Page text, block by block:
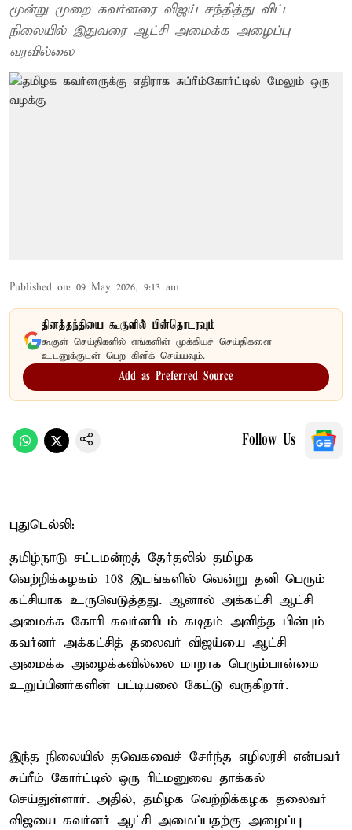
மூன்று முறை கவர்னரை விஜய் சந்தித்து விட்ட
நிலையில் இதுவரை ஆட்சி அமைக்க அழைப்பு
வரவில்லை
Published on: 09 May 2026, 9:13 am
தினத்தந்தியை கூகுளில் பின்தொடரவும்
கூகுள் செய்திகளில் எங்களின் முக்கியச் செய்திகளை
உடனுக்குடன் பெற கிளிக் செய்யவும்.
Add as Preferred Source
Follow Us
புதுடெல்லி:
தமிழ்நாடு சட்டமன்றத் தேர்தலில் தமிழக
வெற்றிக்கழகம் 108 இடங்களில் வென்று தனி பெரும்
கட்சியாக உருவெடுத்தது. ஆனால் அக்கட்சி ஆட்சி
அமைக்க கோரி கவர்னரிடம் கடிதம் அளித்த பின்பும்
கவர்னர் அக்கட்சித் தலைவர் விஜய்யை ஆட்சி
அமைக்க அழைக்கவில்லை மாறாக பெரும்பான்மை
உறுப்பினர்களின் பட்டியலை கேட்டு வருகிறார்.
இந்த நிலையில் தவெகவைச் சேர்ந்த எழிலரசி என்பவர்
சுப்ரீம் கோர்ட்டில் ஒரு ரிட்மனுவை தாக்கல்
செய்துள்ளார். அதில், தமிழக வெற்றிக்கழக தலைவர்
விஜயை கவர்னர் ஆட்சி அமைப்பதற்கு அழைப்பு